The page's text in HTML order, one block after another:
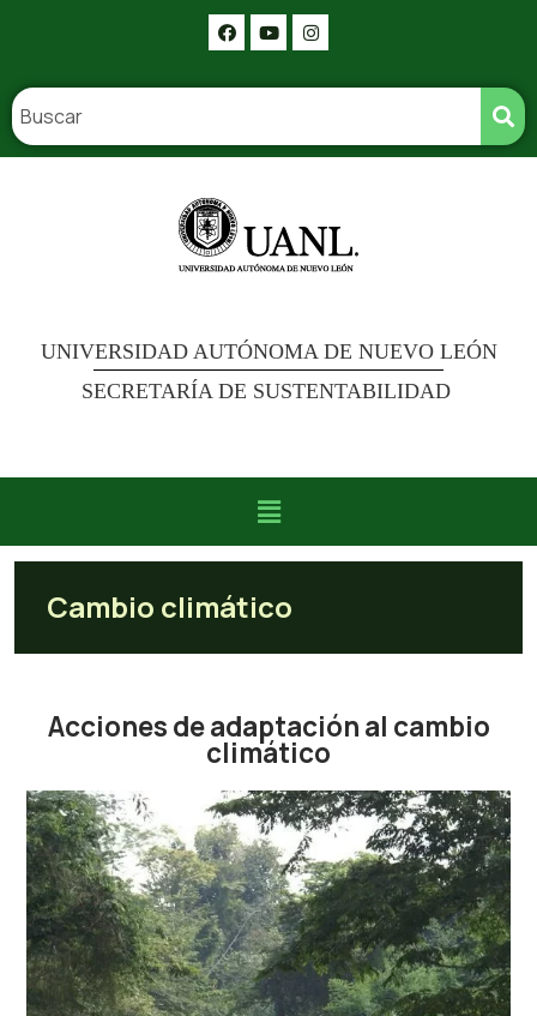
UNIVERSIDAD AUTÓNOMA DE NUEVO LEÓN
SECRETARÍA DE SUSTENTABILIDAD
Cambio climático
Cambio climático
Acciones de adaptación al cambio
climático